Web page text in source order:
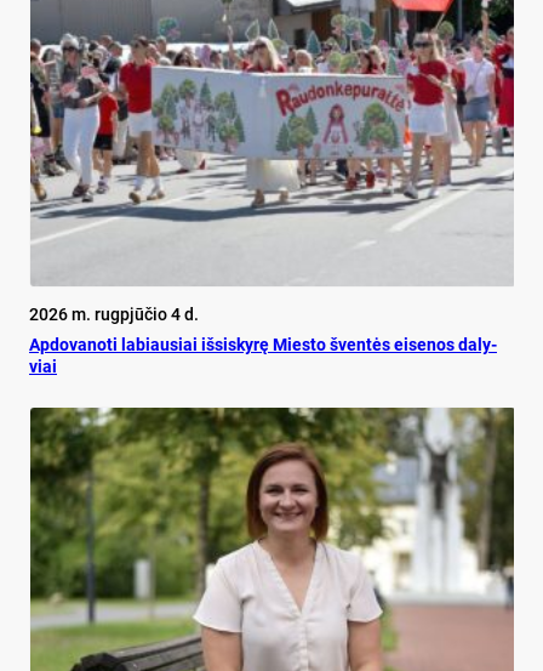
2026 m. rugpjūčio 4 d.
Ap­do­va­no­ti la­biau­siai iš­si­sky­rę Mies­to šven­tės ei­se­nos da­ly­
viai